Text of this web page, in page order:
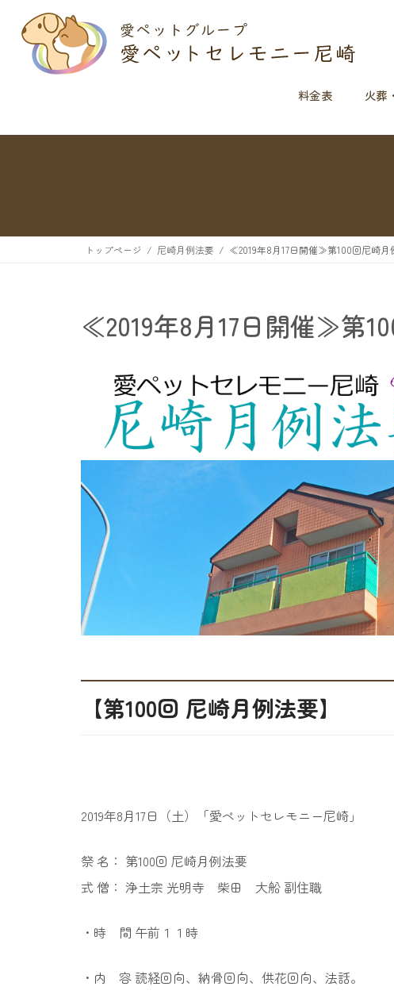
料金表 火葬
トップページ 尼崎月例法要 ≪2019年8月17日開催≫第100回尼崎月
≪2019年8月17日開催≫第
【第100回 尼崎月例法要】
2019年8月17日（土）「愛ペットセレモニー尼崎」
祭 名： 第100回 尼崎月例法要
式 僧： 浄土宗 光明寺 柴田 大船 副住職
・時 間 午前１１時
・内 容 読経回向、納骨回向、供花回向、法話。